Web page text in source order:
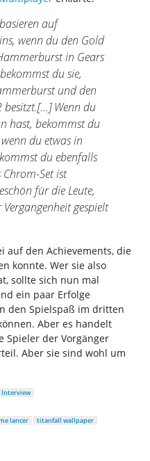
auf
wenn du den Gold
in Gears
du sie,
und den
besitzt.[…] Wenn du
hast, bekommst du
du etwas in
du ebenfalls
Set ist
für die Leute,
gespielt
auf den Achievements, die
konnte. Wer sie also
sollte sich nun mal
ein paar Erfolge
den Spielspaß im dritten
Aber es handelt
Spieler der Vorgänger
Aber sie sind wohl um
Interview
lancer titanfall wallpaper